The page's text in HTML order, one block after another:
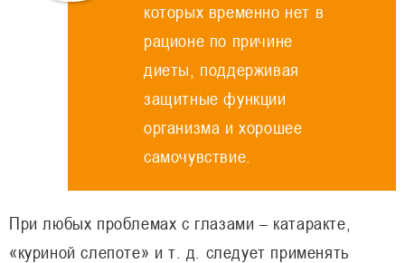
которых временно нет в
рационе по причине
диеты, поддерживая
защитные функции
организма и хорошее
самочувствие.
При любых проблемах с глазами – катаракте,
«куриной слепоте» и т. д. следует применять